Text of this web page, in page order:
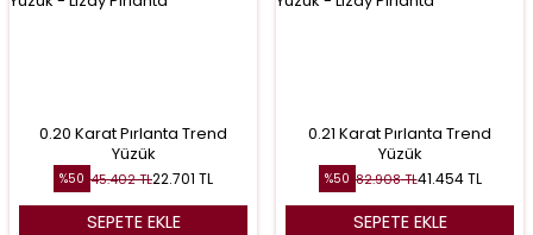
0.20 Karat Pırlanta Trend
Yüzük
%50 45.402TL22.701 TL
SEPETE EKLE
0.21 Karat Pırlanta Trend
Yüzük
%50 82.908TL41.454TL
SEPETE EKLE